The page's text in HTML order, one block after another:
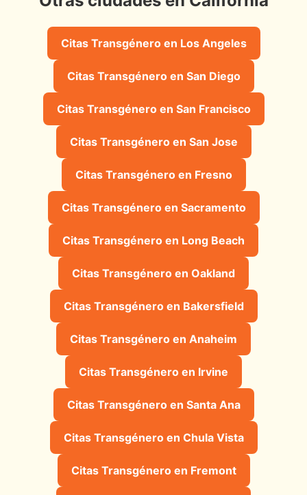
Citas Transgénero en Los Angeles
Citas Transgénero en San Diego
Citas Transgénero en San Francisco
Citas Transgénero en San Jose
Citas Transgénero en Fresno
Citas Transgénero en Sacramento
Citas Transgénero en Long Beach
Citas Transgénero en Oakland
Citas Transgénero en Bakersfield
Citas Transgénero en Anaheim
Citas Transgénero en Irvine
Citas Transgénero en Santa Ana
Citas Transgénero en Chula Vista
Citas Transgénero en Fremont